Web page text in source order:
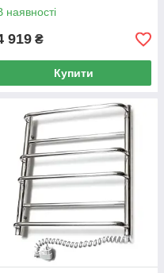
наявності
919 ₴
Купити